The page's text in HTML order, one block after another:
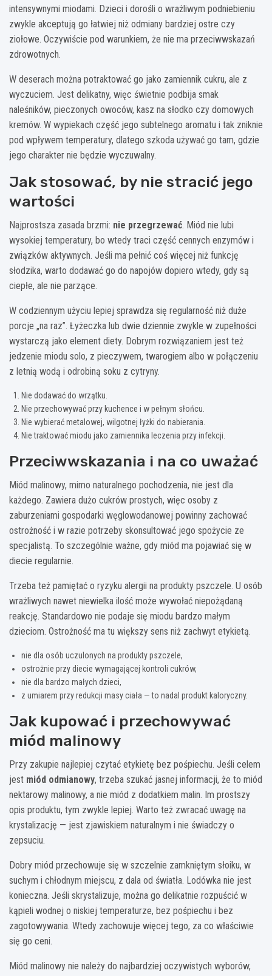
intensywnymi miodami. Dzieci i dorośli o wrażliwym podniebieniu
zwykle akceptują go łatwiej niż odmiany bardziej ostre czy
ziołowe. Oczywiście pod warunkiem, że nie ma przeciwwskazań
zdrowotnych.
W deserach można potraktować go jako zamiennik cukru, ale z
wyczuciem. Jest delikatny, więc świetnie podbija smak
naleśników, pieczonych owoców, kasz na słodko czy domowych
kremów. W wypiekach część jego subtelnego aromatu i tak zniknie
pod wpływem temperatury, dlatego szkoda używać go tam, gdzie
jego charakter nie będzie wyczuwalny.
Jak stosować, by nie stracić jego
wartości
Najprostsza zasada brzmi: nie przegrzewać. Miód nie lubi
wysokiej temperatury, bo wtedy traci część cennych enzymów i
związków aktywnych. Jeśli ma pełnić coś więcej niż funkcję
słodzika, warto dodawać go do napojów dopiero wtedy, gdy są
ciepłe, ale nie parzące.
W codziennym użyciu lepiej sprawdza się regularność niż duże
porcje „na raz”. Łyżeczka lub dwie dziennie zwykle w zupełności
wystarczą jako element diety. Dobrym rozwiązaniem jest też
jedzenie miodu solo, z pieczywem, twarogiem albo w połączeniu
z letnią wodą i odrobiną soku z cytryny.
Nie dodawać do wrzątku.
Nie przechowywać przy kuchence i w pełnym słońcu.
Nie wybierać metalowej, wilgotnej łyżki do nabierania.
Nie traktować miodu jako zamiennika leczenia przy infekcji.
Przeciwwskazania i na co uważać
Miód malinowy, mimo naturalnego pochodzenia, nie jest dla
każdego. Zawiera dużo cukrów prostych, więc osoby z
zaburzeniami gospodarki węglowodanowej powinny zachować
ostrożność i w razie potrzeby skonsultować jego spożycie ze
specjalistą. To szczególnie ważne, gdy miód ma pojawiać się w
diecie regularnie.
Trzeba też pamiętać o ryzyku alergii na produkty pszczele. U osób
wrażliwych nawet niewielka ilość może wywołać niepożądaną
reakcję. Standardowo nie podaje się miodu bardzo małym
dzieciom. Ostrożność ma tu większy sens niż zachwyt etykietą.
nie dla osób uczulonych na produkty pszczele,
ostrożnie przy diecie wymagającej kontroli cukrów,
nie dla bardzo małych dzieci,
z umiarem przy redukcji masy ciała — to nadal produkt kaloryczny.
Jak kupować i przechowywać
miód malinowy
Przy zakupie najlepiej czytać etykietę bez pośpiechu. Jeśli celem
jest miód odmianowy, trzeba szukać jasnej informacji, że to miód
nektarowy malinowy, a nie miód z dodatkiem malin. Im prostszy
opis produktu, tym zwykle lepiej. Warto też zwracać uwagę na
krystalizację — jest zjawiskiem naturalnym i nie świadczy o
zepsuciu.
Dobry miód przechowuje się w szczelnie zamkniętym słoiku, w
suchym i chłodnym miejscu, z dala od światła. Lodówka nie jest
konieczna. Jeśli skrystalizuje, można go delikatnie rozpuścić w
kąpieli wodnej o niskiej temperaturze, bez pośpiechu i bez
zagotowywania. Wtedy zachowuje więcej tego, za co właściwie
się go ceni.
Miód malinowy nie należy do najbardziej oczywistych wyborów,